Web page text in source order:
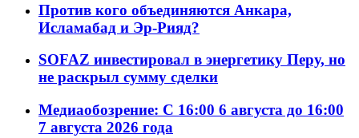
Против кого объединяются Анкара,
Исламабад и Эр-Рияд?
SOFAZ инвестировал в энергетику Перу, но
не раскрыл сумму сделки
Медиаобозрение: С 16:00 6 августа до 16:00
7 августа 2026 года